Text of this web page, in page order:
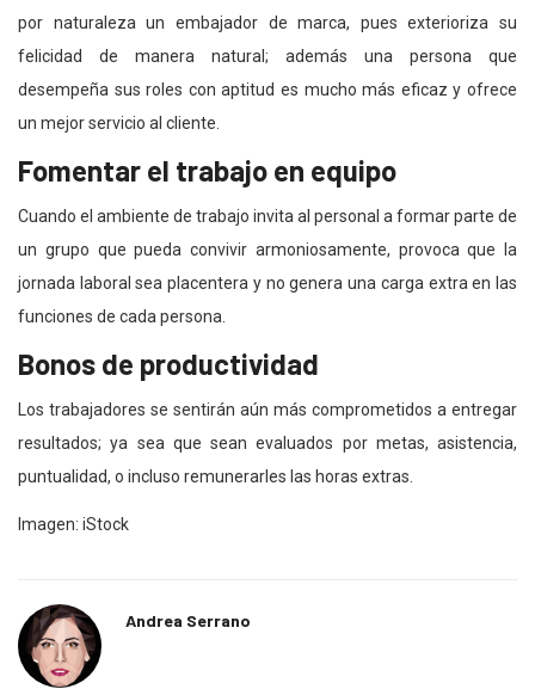
por naturaleza un embajador de marca, pues exterioriza su
felicidad de manera natural; además una persona que
desempeña sus roles con aptitud es mucho más eficaz y ofrece
un mejor servicio al cliente.
Fomentar el trabajo en equipo
Cuando el ambiente de trabajo invita al personal a formar parte de
un grupo que pueda convivir armoniosamente, provoca que la
jornada laboral sea placentera y no genera una carga extra en las
funciones de cada persona.
Bonos de productividad
Los trabajadores se sentirán aún más comprometidos a entregar
resultados; ya sea que sean evaluados por metas, asistencia,
puntualidad, o incluso remunerarles las horas extras.
Imagen: iStock
Andrea Serrano